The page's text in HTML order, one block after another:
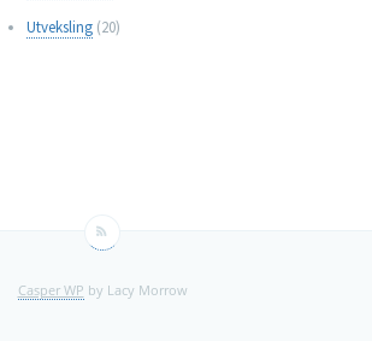
Utveksling(20)
Casper WP by Lacy Morrow